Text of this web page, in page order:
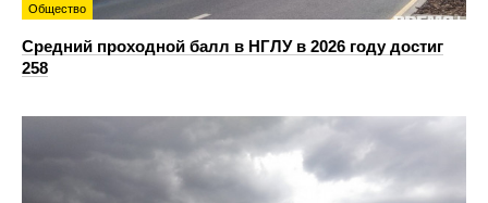
Общество
Средний проходной балл в НГЛУ в 2026 году достиг
258